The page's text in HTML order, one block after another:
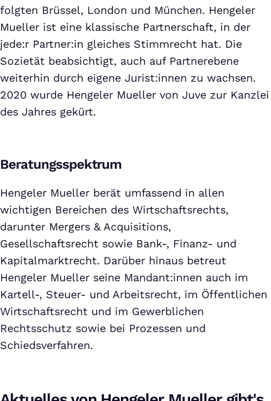
folgten Brüssel, London und München. Hengeler
Mueller ist eine klassische Partnerschaft, in der
jede:r Partner:in gleiches Stimmrecht hat. Die
Sozietät beabsichtigt, auch auf Partnerebene
weiterhin durch eigene Jurist:innen zu wachsen.
2020 wurde Hengeler Mueller von Juve zur Kanzlei
des Jahres gekürt.
Beratungsspektrum
Hengeler Mueller berät umfassend in allen
wichtigen Bereichen des Wirtschaftsrechts,
darunter Mergers & Acquisitions,
Gesellschaftsrecht sowie Bank-, Finanz- und
Kapitalmarktrecht. Darüber hinaus betreut
Hengeler Mueller seine Mandant:innen auch im
Kartell-, Steuer- und Arbeitsrecht, im Öffentlichen
Wirtschaftsrecht und im Gewerblichen
Rechtsschutz sowie bei Prozessen und
Schiedsverfahren.